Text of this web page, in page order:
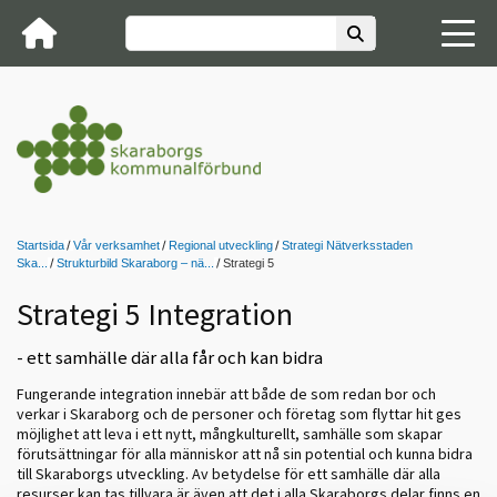
Startsida Vår verksamhet Regional utveckling
Strategi Nätverksstaden
Ska...
Strukturbild Skaraborg – nä... Strategi 5
Strategi 5 Integration
- ett samhälle där alla får och kan bidra
Fungerande integration innebär att både de som redan bor och
verkar i Skaraborg och de personer och företag som flyttar hit ges
möjlighet att leva i ett nytt, mångkulturellt, samhälle som skapar
förutsättningar för alla människor att nå sin potential och kunna bidra
till Skaraborgs utveckling. Av betydelse för ett samhälle där alla